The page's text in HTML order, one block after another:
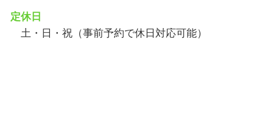
定休日
土・日・祝（事前予約で休日対応可能）